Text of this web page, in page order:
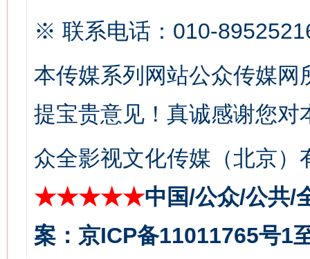
※ 联系电话：010-
本传媒系列网站公众传媒
提宝贵意见！真诚感谢您
众全影视文化传媒（北京）
★★★★★中国/公众/公共/
案：京ICP备11011765号1
这是一记警钟！
在谋一域中谋全局
今